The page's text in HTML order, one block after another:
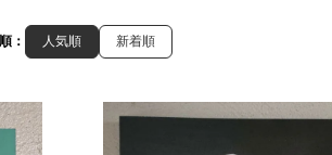
： 人気順 新着順